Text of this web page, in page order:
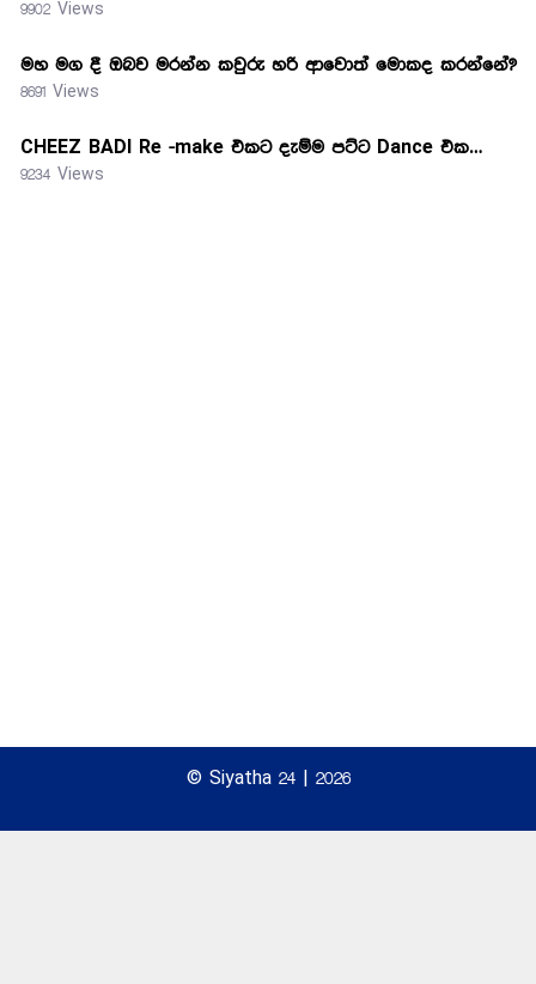
9902 Views
මහ මග දී ඔබව මරන්න කවුරු හරි ආවොත් මොකද කරන්නේ?
8691 Views
CHEEZ BADI Re -make එකට දැම්ම පට්ට Dance එක…
9234 Views
© Siyatha 24 | 2026